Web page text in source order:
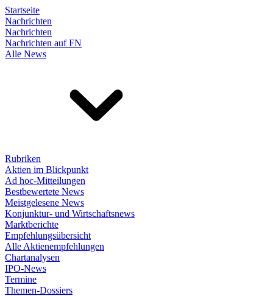
Startseite
Nachrichten
Nachrichten
Nachrichten auf FN
Alle News
Rubriken
Aktien im Blickpunkt
Ad hoc-Mitteilungen
Bestbewertete News
Meistgelesene News
Konjunktur- und Wirtschaftsnews
Marktberichte
Empfehlungsübersicht
Alle Aktienempfehlungen
Chartanalysen
IPO-News
Termine
Themen-Dossiers